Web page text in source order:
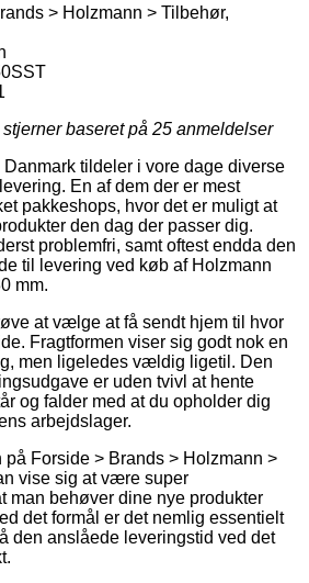
> Holzmann > Tilbehør,
baseret på 25 anmeldelser
tildeler i vore dage diverse
En af dem der er mest
pakkeshops, hvor det er muligt at
den dag der passer dig.
problemfri, samt oftest endda den
til levering ved køb af Holzmann
mm.
at vælge at få sendt hjem til hvor
Fragtformen viser sig godt nok en
men ligeledes vældig ligetil. Den
er uden tvivl at hente
og falder med at du opholder dig
arbejdslager.
på Forside > Brands > Holzmann >
vise sig at være super
man behøver dine nye produkter
det formål er det nemlig essentielt
den anslåede leveringstid ved det